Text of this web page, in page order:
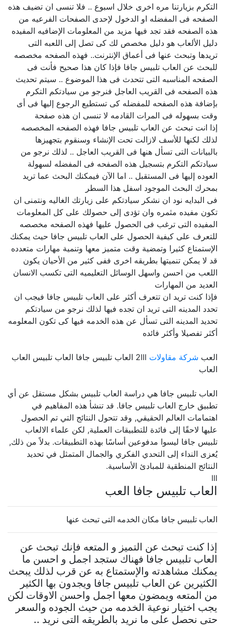
التكرم بزيارتنا مره اخرى خلال اسبوع .. فلا تنسى ان تضيف هذه
الصفحه فى المفضله او الدخول لإحدى الصفحات الفرعيه من
هذه الصفحه فقد تجد فيها مزيد من المعلومات الإضافيه المفيده
دليل الألعاب هو دليل مخصص لك كى تصل إلى اللعبه التى
تريدها وتبحث عنها فى أعماق الإنترنت.. فهذه الصفحه مخصصه
للبحث عن العاب تلبيس جافا فإذا كان هذا صحيح فأنت فى
الصفحه المناسبه التى تتحدث فى هذا الموضوع .. سيتم تحديث
هذه الصفحه فى القريب العاجل فنرجو من سيادتكم التكرم
بإضافة هذه الصفحه للمفضله كى تستطيع الرجوع إليها فى أى
وقت بسهوله فى المرات القادمه لا تنسى ان هذه صفحة
إذا انت تبحث عن العاب تلبيس جافا فهذه الصفحه المخصصه
لذلك لكنها للأسف لازالت تحت الإنشاء وسنقوم بتجهيزها
بالبيانات التى تسأل هنها فى القريب العاجل .. لذلك نرجو من
سيادتكم التكرم بتسجيل هذه الصفحه فى المفضله لسهولة
العوده إليها فى المستقبل .. اما الآن فيمكنك البحث عما تريد
بمحرك البحث الموجود اسفل هذا السطر
فى البدايه نود ان نشكر سيادتكم على زيارتك الغاليه ونتمنى ان
تكون مفيده مثمره وان تؤدى إلى حصولك على كل المعلومات
المفيده التى ترغب فى الحصول عليها فهذه الصفحه مخصصه
للتعرف على كيفية الحصول على العاب تلبيس جافا حيث يمكنك
الإستمتاع كثيرا وتمضية وقت متميز معها وتنمية مهارات متعدده
قد لا يمكن تنميتها بطريقه اخرى ففى كثير من الأحيان يكون
اللعب من احسن واسهل الوسائل التعليميه التى تكسب الانسان
العديد من المهارات
فإذا كنت تريد ان تتعرف أكثر على العاب تلبيس جافا فيجب ان
تحدد المدينه التى تريد ان تجده فيها لذلك نرجو من سيادتكم
تحديد المدينه التى تسأل عن هذه الخدمه فيها كى تكون المعلومه
أكثر تفصيلا وأكثر فائده
العبشركة مقاولات
2lll العاب تلبيس جافا العاب تلبيس العاب
العاب
العاب تلبيس جافا هي دراسة العاب تلبيس بشكل مستقل عن أي
تطبيق خارج العاب تلبيس جافا. قد تنشأ هذه المفاهيم في
اهتمامات العالم الحقيقي, وقد تتحول النتائج التي تم الحصول
عليها لاحقًا إلى فائدة للتطبيقات العملية, لكن علماء الالعاب
تلبيس جافا ليسوا مدفوعين أساسًا بهذه التطبيقات. بدلاً من ذلك,
يُعزى النداء إلى التحدي الفكري والجمال المتمثل في تحديد
النتائج المنطقية للمبادئ الأساسية.
العاب تلبيس جافا العب
العاب تلبيس جافا مكان الخدمه التى تبحث عنها
إذا كنت تبحث عن التميز و المتعه فإنك تبحث عن
العاب تلبيس جافا فهناك ستجد اجمل و احسن ما
يمكنك مشاهدته والإستمتاع به عن قرب لذلك يبحث
الكثيرين عن العاب تلبيس جافا ويجدون بها الكثير
من المتعه ويمضون معها اجمل واحسن الاوقات لكن
يجب اختيار نوعية الخدمه من حيث الجوده والسعر
حتى نحصل على ما نريد بالطريقه التى نريد ..